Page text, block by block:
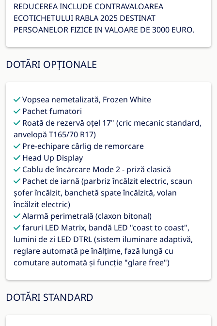
REDUCEREA INCLUDE CONTRAVALOAREA
ECOTICHETULUI RABLA 2025 DESTINAT
PERSOANELOR FIZICE IN VALOARE DE 3000 EURO.
DOTĂRI OPȚIONALE
Vopsea nemetalizată, Frozen White
Pachet fumatori
Roată de rezervă oțel 17" (cric mecanic standard,
anvelopă T165/70 R17)
Pre-echipare cârlig de remorcare
Head Up Display
Cablu de încărcare Mode 2 - priză clasică
Pachet de iarnă (parbriz încălzit electric, scaun
șofer încălzit, banchetă spate încălzită, volan
încălzit electric)
Alarmă perimetrală (claxon bitonal)
faruri LED Matrix, bandă LED "coast to coast",
lumini de zi LED DTRL (sistem iluminare adaptivă,
reglare automată pe înălțime, fază lungă cu
comutare automată și funcție "glare free")
DOTĂRI STANDARD